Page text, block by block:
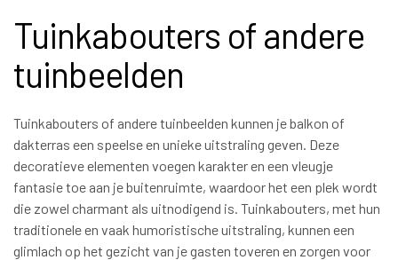
Tuinkabouters of andere
tuinbeelden
Tuinkabouters of andere tuinbeelden kunnen je balkon of
dakterras een speelse en unieke uitstraling geven. Deze
decoratieve elementen voegen karakter en een vleugje
fantasie toe aan je buitenruimte, waardoor het een plek wordt
die zowel charmant als uitnodigend is. Tuinkabouters, met hun
traditionele en vaak humoristische uitstraling, kunnen een
glimlach op het gezicht van je gasten toveren en zorgen voor